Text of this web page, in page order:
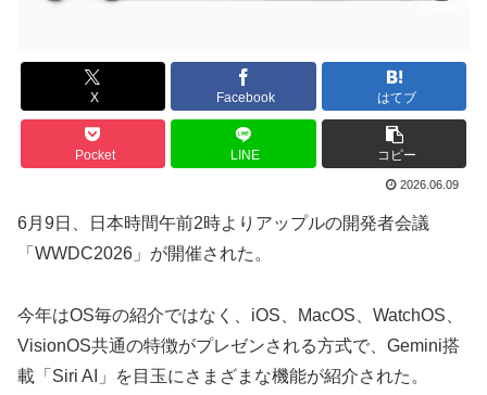
X Facebook はてブ
Pocket LINE コピー
2026.06.09
6月9日、日本時間午前2時よりアップルの開発者会議
「WWDC2026」が開催された。
今年はOS毎の紹介ではなく、iOS、MacOS、WatchOS、
VisionOS共通の特徴がプレゼンされる方式で、Gemini搭
載「Siri AI」を目玉にさまざまな機能が紹介された。